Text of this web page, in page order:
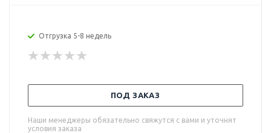
Отгрузка 5-8 недель
ПОД ЗАКАЗ
Наши менеджеры обязательно свяжутся с вами и уточнят
условия заказа